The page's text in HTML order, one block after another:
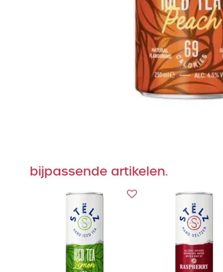
bijpassende artikelen.